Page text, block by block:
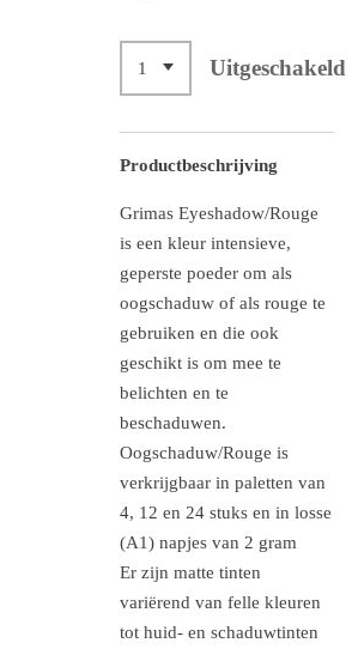
Uitgeschakeld
Productbeschrijving
Grimas Eyeshadow/Rouge
is een kleur intensieve,
geperste poeder om als
oogschaduw of als rouge te
gebruiken en die ook
geschikt is om mee te
belichten en te
beschaduwen.
Oogschaduw/Rouge is
verkrijgbaar in paletten van
4, 12 en 24 stuks en in losse
(A1) napjes van 2 gram
Er zijn matte tinten
variërend van felle kleuren
tot huid- en schaduwtinten